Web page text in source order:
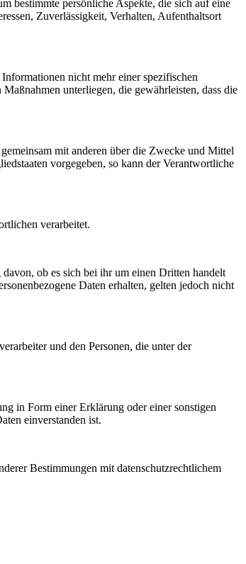
bestimmte persönliche Aspekte, die sich auf eine
Zuverlässigkeit, Verhalten, Aufenthaltsort
nicht mehr einer spezifischen
unterliegen, die gewährleisten, dass die
mit anderen über die Zwecke und Mittel
vorgegeben, so kann der Verantwortliche
verarbeitet.
ob es sich bei ihr um einen Dritten handelt
Daten erhalten, gelten jedoch nicht
und den Personen, die unter der
in Form einer Erklärung oder einer sonstigen
einverstanden ist.
Bestimmungen mit datenschutzrechtlichem